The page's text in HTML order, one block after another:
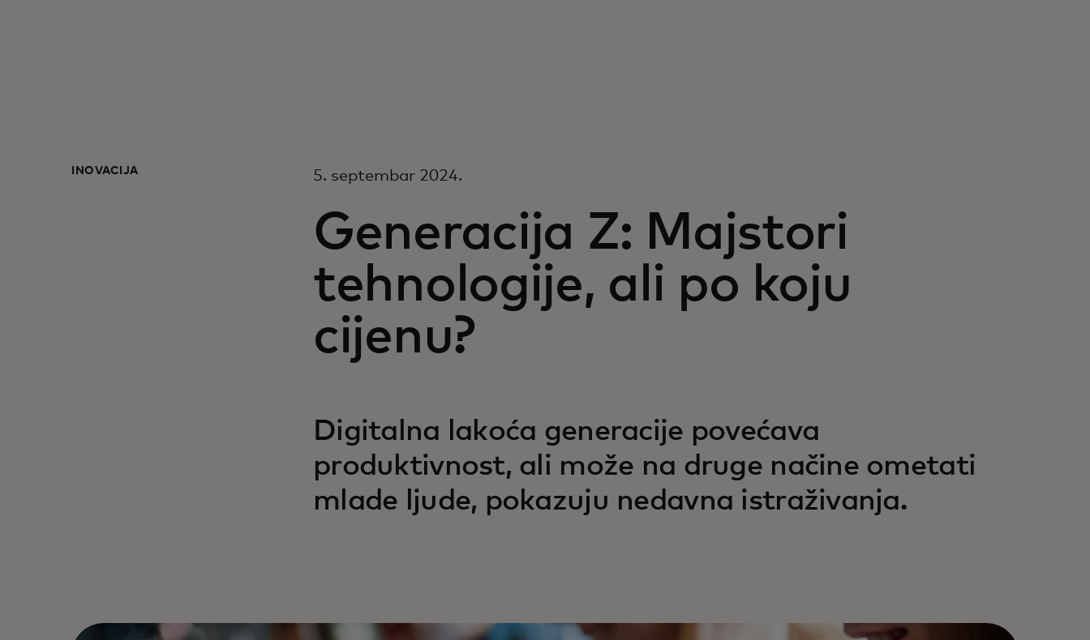
INOVACIJA 5. septembar 2024.
Generacija Z: Majstori
tehnologije, ali po koju
cijenu?
Digitalna lakoća generacije povećava
produktivnost, ali može na druge načine ometati
mlade ljude, pokazuju nedavna istraživanja.